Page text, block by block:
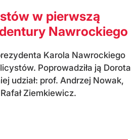
w pierwszą
Nawrockiego
Karola Nawrockiego
Poprowadziła ją Dorota
udział: prof. Andrzej Nowak,
Ziemkiewicz.